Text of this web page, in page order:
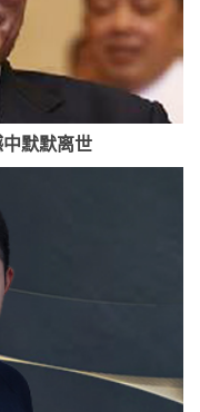
默默离世